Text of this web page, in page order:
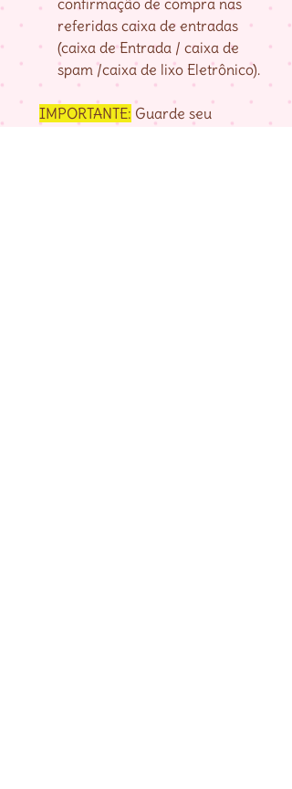
confirmação de compra nas
referidas caixa de entradas
(caixa de Entrada / caixa de
spam /caixa de lixo Eletrônico).
IMPORTANTE: Guarde seu